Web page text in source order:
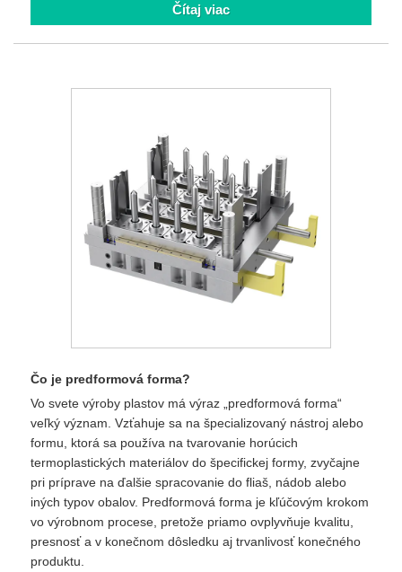
Čítaj viac
Čo je predformová forma?
Vo svete výroby plastov má výraz „predformová forma“
veľký význam. Vzťahuje sa na špecializovaný nástroj alebo
formu, ktorá sa používa na tvarovanie horúcich
termoplastických materiálov do špecifickej formy, zvyčajne
pri príprave na ďalšie spracovanie do fliaš, nádob alebo
iných typov obalov. Predformová forma je kľúčovým krokom
vo výrobnom procese, pretože priamo ovplyvňuje kvalitu,
presnosť a v konečnom dôsledku aj trvanlivosť konečného
produktu.